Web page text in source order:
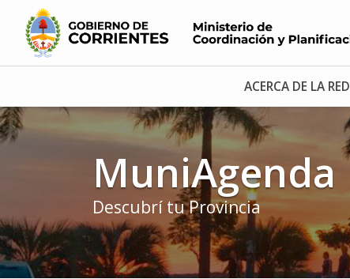
ACERCA DE LA RED
MuniAgenda
Descubrí tu Provincia